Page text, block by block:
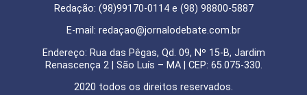
Redação: (98)99170-0114 e (98) 98800-5887
E-mail: redaçao@jornalodebate.com.br
Endereço: Rua das Pêgas, Qd. 09, Nº 15-B, Jardim
Renascença 2 | São Luís – MA | CEP: 65.075-330.
2020 todos os direitos reservados.